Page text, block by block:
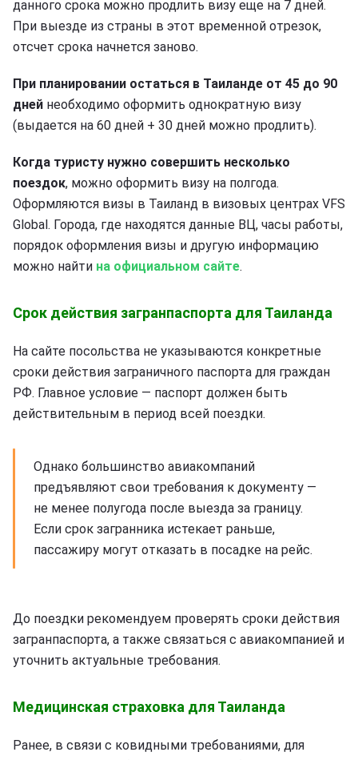
данного срока можно продлить визу еще на 7 дней.
При выезде из страны в этот временной отрезок,
отсчет срока начнется заново.
При планировании остаться в Таиланде от 45 до 90
дней необходимо оформить однократную визу
(выдается на 60 дней + 30 дней можно продлить).
Когда туристу нужно совершить несколько
поездок, можно оформить визу на полгода.
Оформляются визы в Таиланд в визовых центрах VFS
Global. Города, где находятся данные ВЦ, часы работы,
порядок оформления визы и другую информацию
можно найти на официальном сайте.
Срок действия загранпаспорта для Таиланда
На сайте посольства не указываются конкретные
сроки действия заграничного паспорта для граждан
РФ. Главное условие — паспорт должен быть
действительным в период всей поездки.
Однако большинство авиакомпаний
предъявляют свои требования к документу —
не менее полугода после выезда за границу.
Если срок загранника истекает раньше,
пассажиру могут отказать в посадке на рейс.
До поездки рекомендуем проверять сроки действия
загранпаспорта, а также связаться с авиакомпанией и
уточнить актуальные требования.
Медицинская страховка для Таиланда
Ранее, в связи с ковидными требованиями, для